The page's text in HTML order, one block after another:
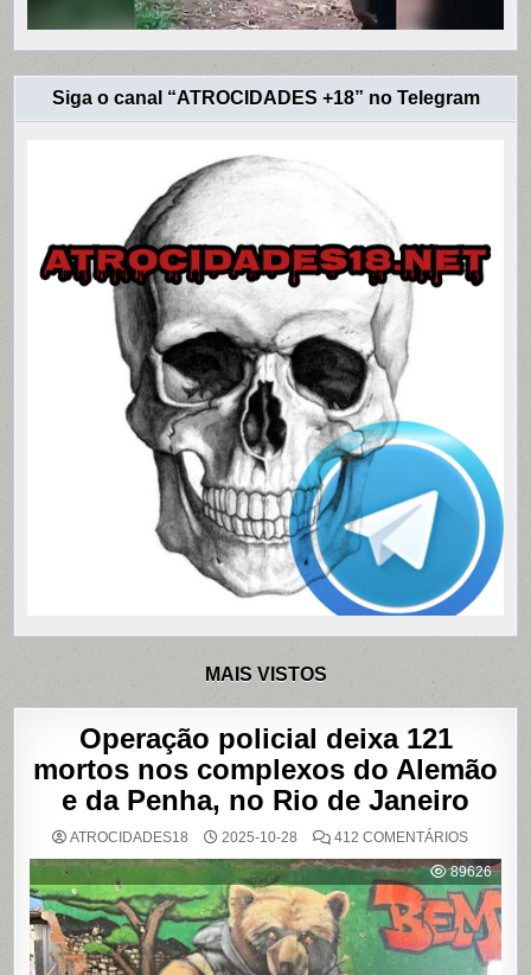
Siga o canal “ATROCIDADES +18” no Telegram
MAIS VISTOS
Operação policial deixa 121
mortos nos complexos do Alemão
e da Penha, no Rio de Janeiro
ATROCIDADES18 2025-10-28 412 COMENTÁRIOSEM
POLICIAL
DEIXA
121
MORTOS
NOS
DO
ALEMÃO
89626